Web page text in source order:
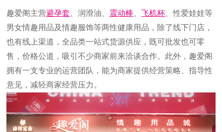
趣爱阁主营避孕套 、润滑油、 震动棒 、飞机杯 、性爱娃娃等
男女情趣用品及情趣服饰等两性健康用品，除了线下门店，
也有线上渠道，全品类一站式货源供应，既可批发也可零
售，价格公道，吸引不少商家前来洽谈合作。此外，趣爱阁
拥有一支专业的运营团队，能为商家提供经营策略、指导性
意见，减轻商家经营压力。